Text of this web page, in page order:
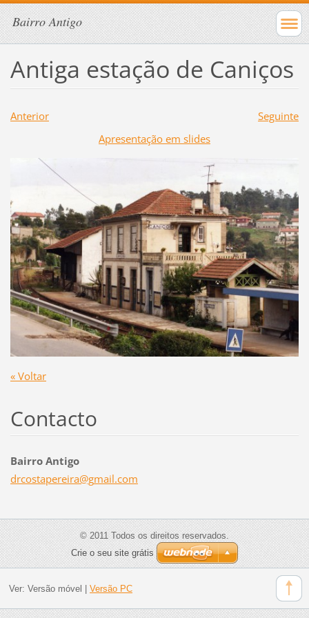
Bairro Antigo
Antiga estação de Caniços
Anterior
Seguinte
Apresentação em slides
« Voltar
Contacto
Bairro Antigo
drcostapereira@gmail.com
© 2011 Todos os direitos reservados.
Crie o seu site grátis
Ver: Versão móvel Versão PC